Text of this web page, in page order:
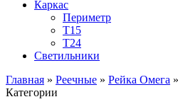
Каркас
Периметр
Т15
Т24
Светильники
Главная » Реечные » Рейка Омега »
Категории